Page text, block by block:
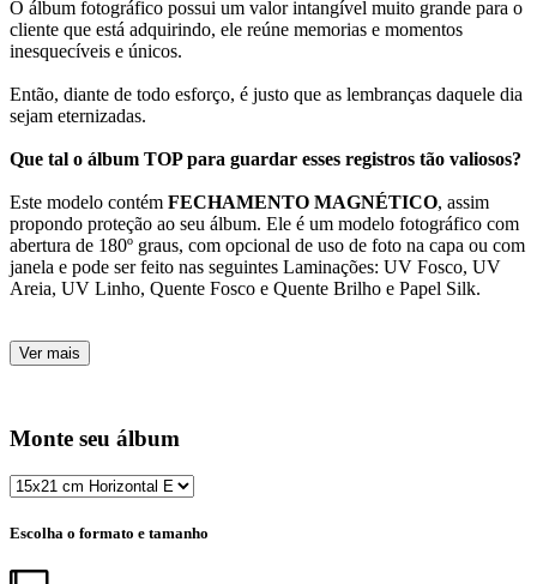
O álbum fotográfico possui um valor intangível muito grande para o
cliente que está adquirindo, ele reúne memorias e momentos
inesquecíveis e únicos.
Então, diante de todo esforço, é justo que as lembranças daquele dia
sejam eternizadas.
Que tal o álbum TOP para guardar esses registros tão valiosos?
Este modelo contém FECHAMENTO MAGNÉTICO, assim
propondo proteção ao seu álbum. Ele é um modelo fotográfico com
abertura de 180º graus, com opcional de uso de foto na capa ou com
janela e pode ser feito nas seguintes Laminações: UV Fosco, UV
Areia, UV Linho, Quente Fosco e Quente Brilho e Papel Silk.
Ver mais
Monte seu álbum
Escolha o formato e tamanho